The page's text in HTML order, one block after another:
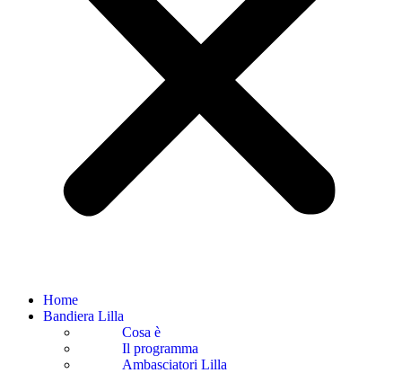
Home
Bandiera Lilla
Cosa è
Il programma
Ambasciatori Lilla